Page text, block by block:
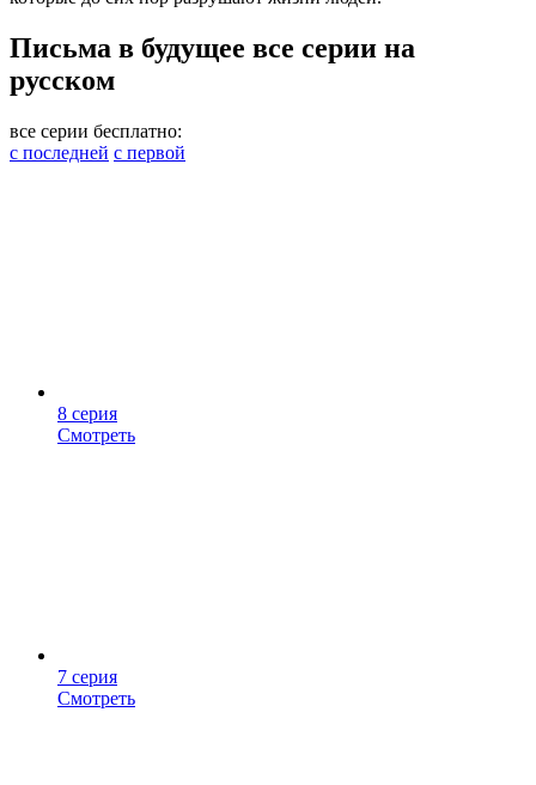
Письма в будущее все серии на
русском
все серии бесплатно:
с последней с первой
8 серия
Смотреть
7 серия
Смотреть